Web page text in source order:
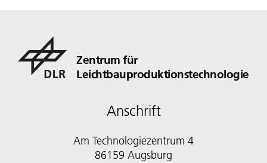
Zentrum für
Leichtbauproduktionstechnologie
Anschrift
Am Technologiezentrum 4
86159 Augsburg